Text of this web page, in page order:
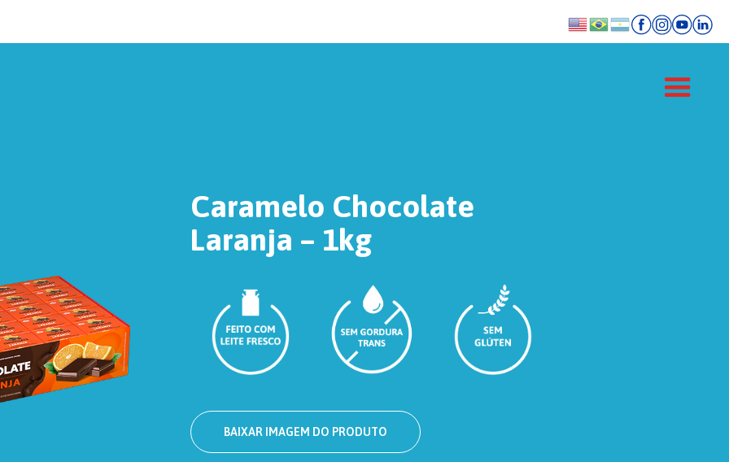
Caramelo Chocolate
Laranja – 1kg
BAIXAR IMAGEM DO PRODUTO